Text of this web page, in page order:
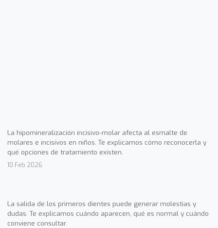
La hipomineralización incisivo-molar afecta al esmalte de
molares e incisivos en niños. Te explicamos cómo reconocerla y
qué opciones de tratamiento existen.
10 Feb 2026
La salida de los primeros dientes puede generar molestias y
dudas. Te explicamos cuándo aparecen, qué es normal y cuándo
conviene consultar.